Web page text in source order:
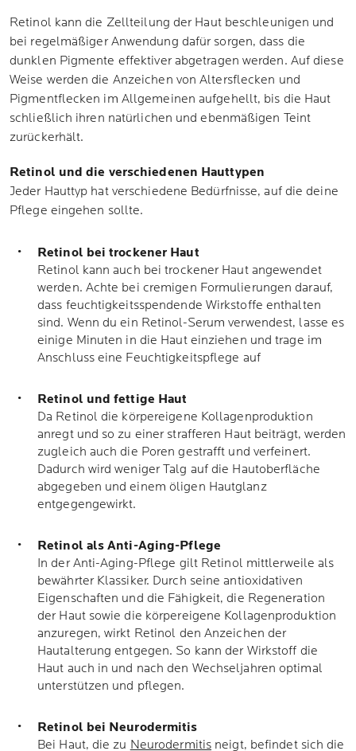
Retinol kann die Zellteilung der Haut beschleunigen und
bei regelmäßiger Anwendung dafür sorgen, dass die
dunklen Pigmente effektiver abgetragen werden. Auf diese
Weise werden die Anzeichen von Altersflecken und
Pigmentflecken im Allgemeinen aufgehellt, bis die Haut
schließlich ihren natürlichen und ebenmäßigen Teint
zurückerhält.
Retinol und die verschiedenen Hauttypen
Jeder Hauttyp hat verschiedene Bedürfnisse, auf die deine
Pflege eingehen sollte.
Retinol bei trockener Haut
Retinol kann auch bei trockener Haut angewendet
werden. Achte bei cremigen Formulierungen darauf,
dass feuchtigkeitsspendende Wirkstoffe enthalten
sind. Wenn du ein Retinol-Serum verwendest, lasse es
einige Minuten in die Haut einziehen und trage im
Anschluss eine Feuchtigkeitspflege auf
Retinol und fettige Haut
Da Retinol die körpereigene Kollagenproduktion
anregt und so zu einer strafferen Haut beiträgt, werden
zugleich auch die Poren gestrafft und verfeinert.
Dadurch wird weniger Talg auf die Hautoberfläche
abgegeben und einem öligen Hautglanz
entgegengewirkt.
Retinol als Anti-Aging-Pflege
In der Anti-Aging-Pflege gilt Retinol mittlerweile als
bewährter Klassiker. Durch seine antioxidativen
Eigenschaften und die Fähigkeit, die Regeneration
der Haut sowie die körpereigene Kollagenproduktion
anzuregen, wirkt Retinol den Anzeichen der
Hautalterung entgegen. So kann der Wirkstoff die
Haut auch in und nach den Wechseljahren optimal
unterstützen und pflegen.
Retinol bei Neurodermitis
Bei Haut, die zu Neurodermitis neigt, befindet sich die